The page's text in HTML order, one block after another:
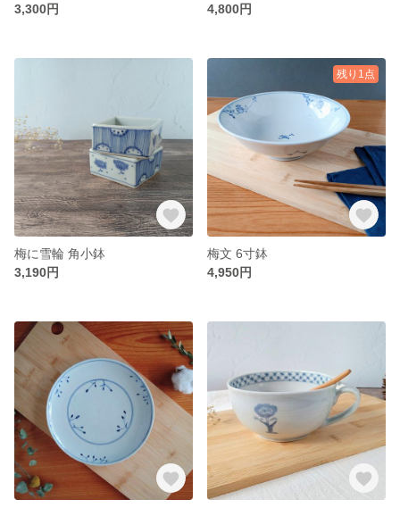
3,300円
4,800円
梅に雪輪 角小鉢
3,190円
残り1点
梅文 6寸鉢
4,950円